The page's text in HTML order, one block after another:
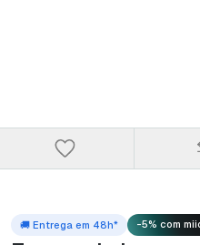
🚚 Entrega em 48h* -5% com